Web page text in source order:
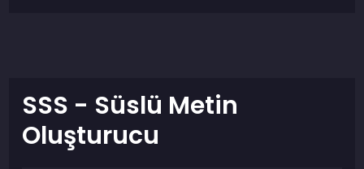
SSS - Süslü Metin
Oluşturucu